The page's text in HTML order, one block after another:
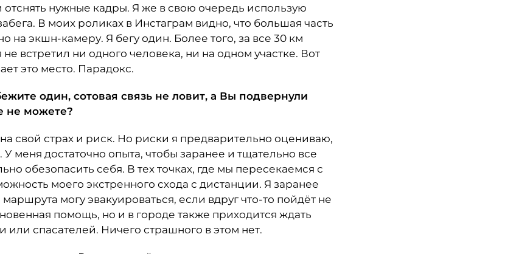
отснять нужные кадры. Я же в свою очередь использую
В моих роликах в Инстаграм видно, что большая часть
на экшн-камеру. Я бегу один. Более того, за все 30 км
встретил ни одного человека, ни на одном участке. Вот
это место. Парадокс.
один, сотовая связь не ловит, а Вы подвернули
не можете?
свой страх и риск. Но риски я предварительно оцениваю,
меня достаточно опыта, чтобы заранее и тщательно все
обезопасить себя. В тех точках, где мы пересекаемся с
моего экстренного схода с дистанции. Я заранее
могу эвакуироваться, если вдруг что-то пойдёт не
помощь, но и в городе также приходится ждать
спасателей. Ничего страшного в этом нет.